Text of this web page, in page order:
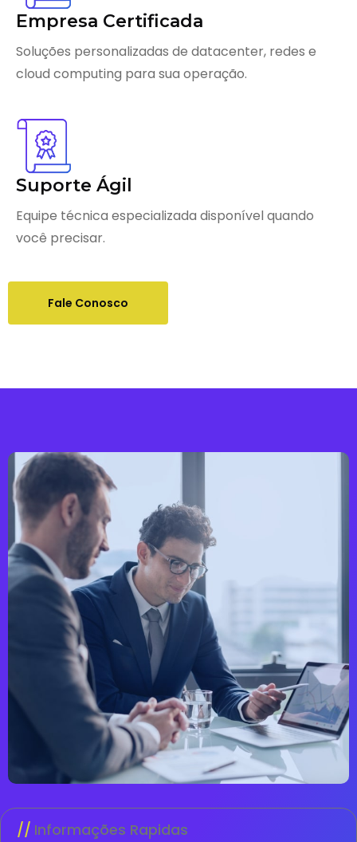
Empresa Certificada
Soluções personalizadas de datacenter, redes e
cloud computing para sua operação.
Suporte Ágil
Equipe técnica especializada disponível quando
você precisar.
Fale Conosco
Informações Rapidas